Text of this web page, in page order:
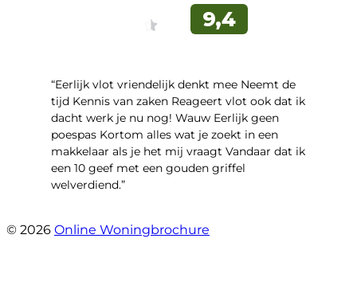
“Eerlijk vlot vriendelijk denkt mee Neemt de
tijd Kennis van zaken Reageert vlot ook dat ik
dacht werk je nu nog! Wauw Eerlijk geen
poespas Kortom alles wat je zoekt in een
makkelaar als je het mij vraagt Vandaar dat ik
een 10 geef met een gouden griffel
welverdiend.”
© 2026 Online Woningbrochure